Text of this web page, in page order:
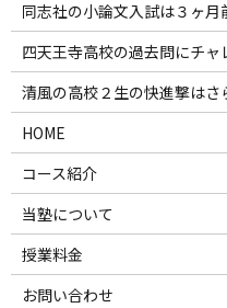
同志社の小論文入試は３ヶ月
四天王寺高校の過去問にチャ
清風の高校２生の快進撃はさ
HOME
コース紹介
当塾について
授業料金
お問い合わせ